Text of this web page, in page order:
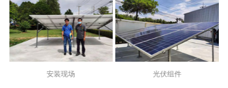
安装现场 光伏组件